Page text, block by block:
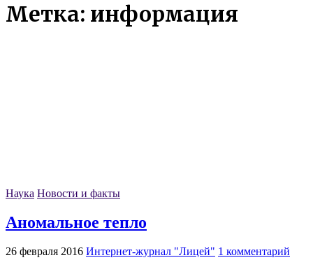
Метка: информация
Наука Новости и факты
Аномальное тепло
26 февраля 2016 Интернет-журнал "Лицей" 1 комментарий